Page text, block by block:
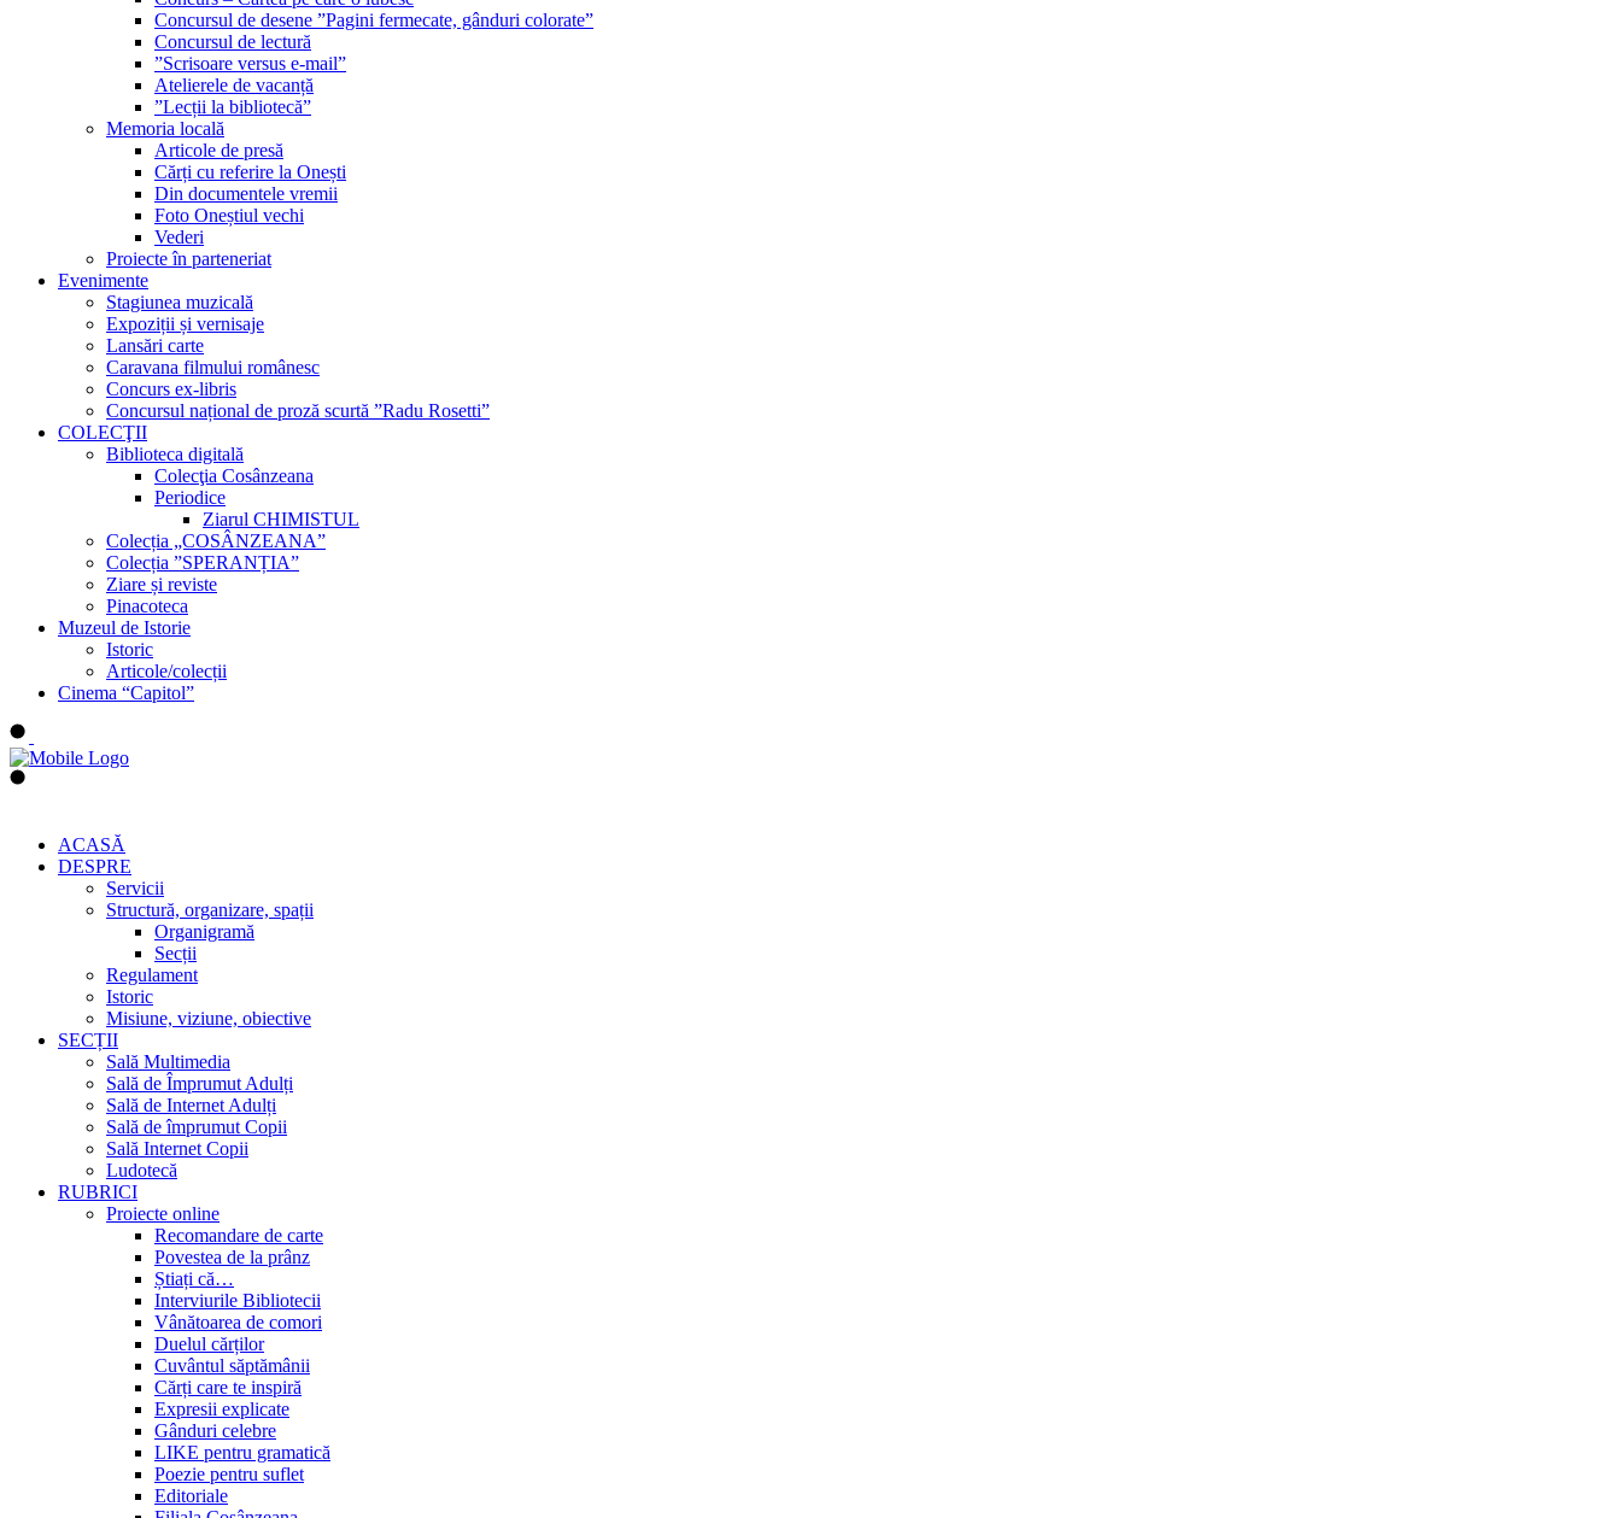
Concursul de desene ”Pagini fermecate, gânduri colorate”
Concursul de lectură
”Scrisoare versus e-mail”
Atelierele de vacanță
”Lecții la bibliotecă”
Memoria locală
Articole de presă
Cărți cu referire la Onești
Din documentele vremii
Foto Oneștiul vechi
Vederi
Proiecte în parteneriat
Evenimente
Stagiunea muzicală
Expoziții și vernisaje
Lansări carte
Caravana filmului românesc
Concurs ex-libris
Concursul național de proză scurtă ”Radu Rosetti”
COLECŢII
Biblioteca digitală
Colecţia Cosânzeana
Periodice
Ziarul CHIMISTUL
Colecția „COSÂNZEANA”
Colecția ”SPERANȚIA”
Ziare și reviste
Pinacoteca
Muzeul de Istorie
Istoric
Articole/colecții
Cinema “Capitol”
ACASĂ
DESPRE
Servicii
Structură, organizare, spații
Organigramă
Secții
Regulament
Istoric
Misiune, viziune, obiective
SECȚII
Sală Multimedia
Sală de Împrumut Adulți
Sală de Internet Adulți
Sală de împrumut Copii
Sală Internet Copii
Ludotecă
RUBRICI
Proiecte online
Recomandare de carte
Povestea de la prânz
Știați că…
Interviurile Bibliotecii
Vânătoarea de comori
Duelul cărților
Cuvântul săptămânii
Cărți care te inspiră
Expresii explicate
Gânduri celebre
LIKE pentru gramatică
Poezie pentru suflet
Editoriale